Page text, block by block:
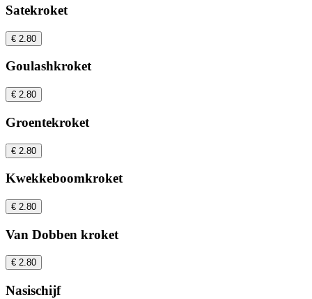
Satekroket
€ 2.80
Goulashkroket
€ 2.80
Groentekroket
€ 2.80
Kwekkeboomkroket
€ 2.80
Van Dobben kroket
€ 2.80
Nasischijf